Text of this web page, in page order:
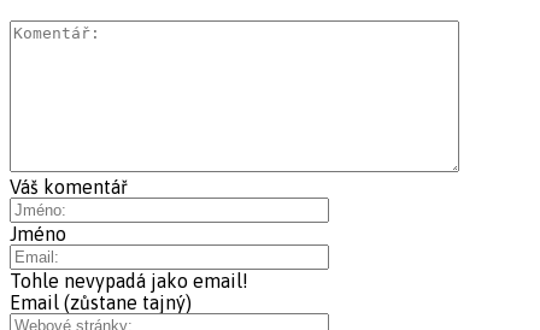
Váš komentář
Jméno
Tohle nevypadá jako email!
Email (zůstane tajný)